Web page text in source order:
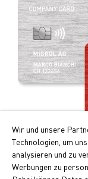
Praticità e
I principali
Wir und unsere
Technologien, um
analysieren und zu
Werbungen zu